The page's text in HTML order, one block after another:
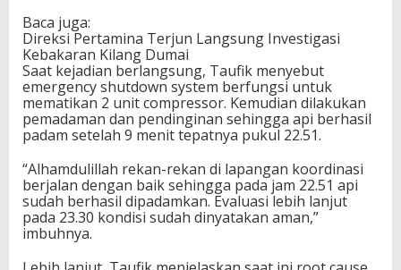
n
c
i
Baca juga:
Direksi Pertamina Terjun Langsung Investigasi
Kebakaran Kilang Dumai
Saat kejadian berlangsung, Taufik menyebut
emergency shutdown system berfungsi untuk
mematikan 2 unit compressor. Kemudian dilakukan
pemadaman dan pendinginan sehingga api berhasil
padam setelah 9 menit tepatnya pukul 22.51.
“Alhamdulillah rekan-rekan di lapangan koordinasi
berjalan dengan baik sehingga pada jam 22.51 api
sudah berhasil dipadamkan. Evaluasi lebih lanjut
pada 23.30 kondisi sudah dinyatakan aman,”
imbuhnya.